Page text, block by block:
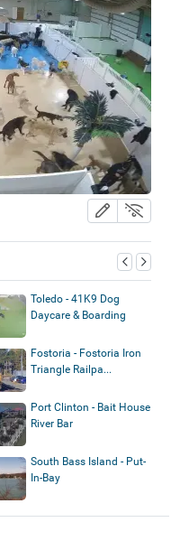
Toledo - 41K9 Dog
Daycare & Boarding
Fostoria - Fostoria Iron
Triangle Railpa...
Port Clinton - Bait House
River Bar
South Bass Island - Put-
In-Bay